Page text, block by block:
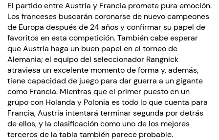
El partido entre Austria y Francia promete pura emoción.
Los franceses buscarán coronarse de nuevo campeones
de Europa después de 24 años y confirmar su papel de
favoritos en esta competición. También cabe esperar
que Austria haga un buen papel en el torneo de
Alemania; el equipo del seleccionador Rangnick
atraviesa un excelente momento de forma y, además,
tiene capacidad de juego para dar guerra a un gigante
como Francia. Mientras que el primer puesto en un
grupo con Holanda y Polonia es todo lo que cuenta para
Francia, Austria intentará terminar segunda por detrás
de ellos, y la clasificación como uno de los mejores
terceros de la tabla también parece probable.